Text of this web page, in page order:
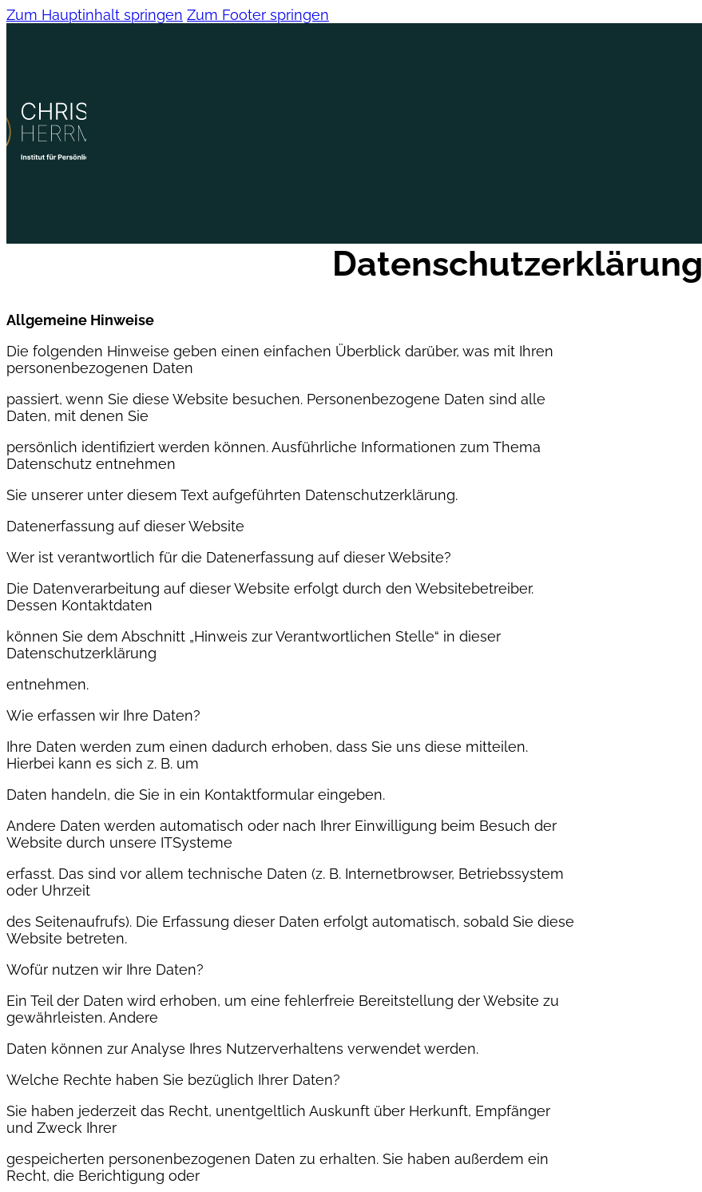
Zum Hauptinhalt springen Zum Footer springen
Datenschutzerklärung
Allgemeine Hinweise
Die folgenden Hinweise geben einen einfachen Überblick darüber, was mit Ihren
personenbezogenen Daten
passiert, wenn Sie diese Website besuchen. Personenbezogene Daten sind alle
Daten, mit denen Sie
persönlich identifiziert werden können. Ausführliche Informationen zum Thema
Datenschutz entnehmen
Sie unserer unter diesem Text aufgeführten Datenschutzerklärung.
Datenerfassung auf dieser Website
Wer ist verantwortlich für die Datenerfassung auf dieser Website?
Die Datenverarbeitung auf dieser Website erfolgt durch den Websitebetreiber.
Dessen Kontaktdaten
können Sie dem Abschnitt „Hinweis zur Verantwortlichen Stelle“ in dieser
Datenschutzerklärung
entnehmen.
Wie erfassen wir Ihre Daten?
Ihre Daten werden zum einen dadurch erhoben, dass Sie uns diese mitteilen.
Hierbei kann es sich z. B. um
Daten handeln, die Sie in ein Kontaktformular eingeben.
Andere Daten werden automatisch oder nach Ihrer Einwilligung beim Besuch der
Website durch unsere ITSysteme
erfasst. Das sind vor allem technische Daten (z. B. Internetbrowser, Betriebssystem
oder Uhrzeit
des Seitenaufrufs). Die Erfassung dieser Daten erfolgt automatisch, sobald Sie diese
Website betreten.
Wofür nutzen wir Ihre Daten?
Ein Teil der Daten wird erhoben, um eine fehlerfreie Bereitstellung der Website zu
gewährleisten. Andere
Daten können zur Analyse Ihres Nutzerverhaltens verwendet werden.
Welche Rechte haben Sie bezüglich Ihrer Daten?
Sie haben jederzeit das Recht, unentgeltlich Auskunft über Herkunft, Empfänger
und Zweck Ihrer
gespeicherten personenbezogenen Daten zu erhalten. Sie haben außerdem ein
Recht, die Berichtigung oder